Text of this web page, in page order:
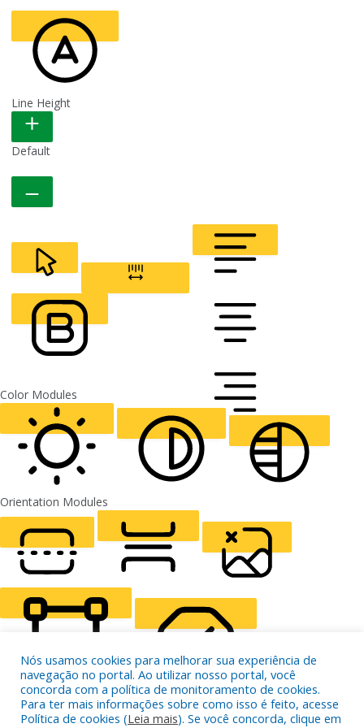
READABLE FONT
Line Height
Default
CURSOR
ALIGN TEXT
FONT WEIGHT
Color Modules
LIGHT CONTRAST HIGH CONTRAST
Orientation Modules
READING LINE READING MASK HIDE IMAGES
HIGHLIGHT CONTENT STOP ANIMATIONS
Nós usamos cookies para melhorar sua experiência de
navegação no portal. Ao utilizar nosso portal, você
concorda com a política de monitoramento de cookies.
Para ter mais informações sobre como isso é feito, acesse
Política de cookies (Leia mais). Se você concorda, clique em